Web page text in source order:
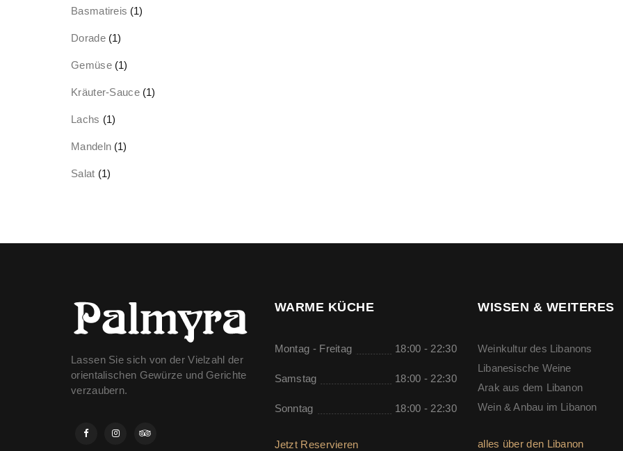
Basmatireis (1)
Dorade (1)
Gemüse (1)
Kräuter-Sauce (1)
Lachs (1)
Mandeln (1)
Salat (1)
Lassen Sie sich von der Vielzahl der
orientalischen Gewürze und Gerichte
verzaubern.
WARME KÜCHE
Montag - Freitag 18:00 - 22:30
Samstag 18:00 - 22:30
Sonntag 18:00 - 22:30
Jetzt Reservieren
WISSEN & WEITERES
Weinkultur des Libanons
Libanesische Weine
Arak aus dem Libanon
Wein & Anbau im Libanon
alles über den Libanon